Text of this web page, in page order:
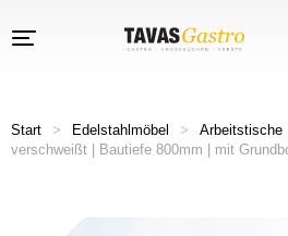
Start > Edelstahlmöbel > Arbeitstische
verschweißt | Bautiefe 800mm | mit